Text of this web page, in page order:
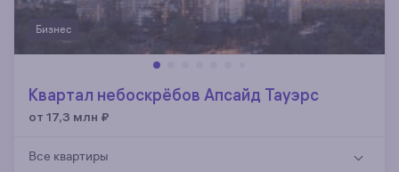
Бизнес
Квартал небоскрёбов Апсайд Тауэрс
от 17,3 млн ₽
Все квартиры